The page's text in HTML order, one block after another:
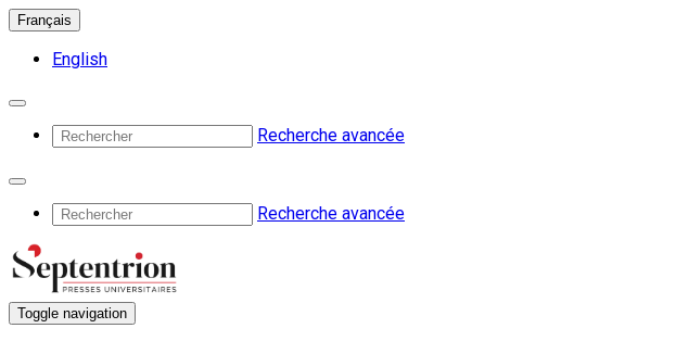
Français
English
Recherche avancée
Recherche avancée
Toggle navigation